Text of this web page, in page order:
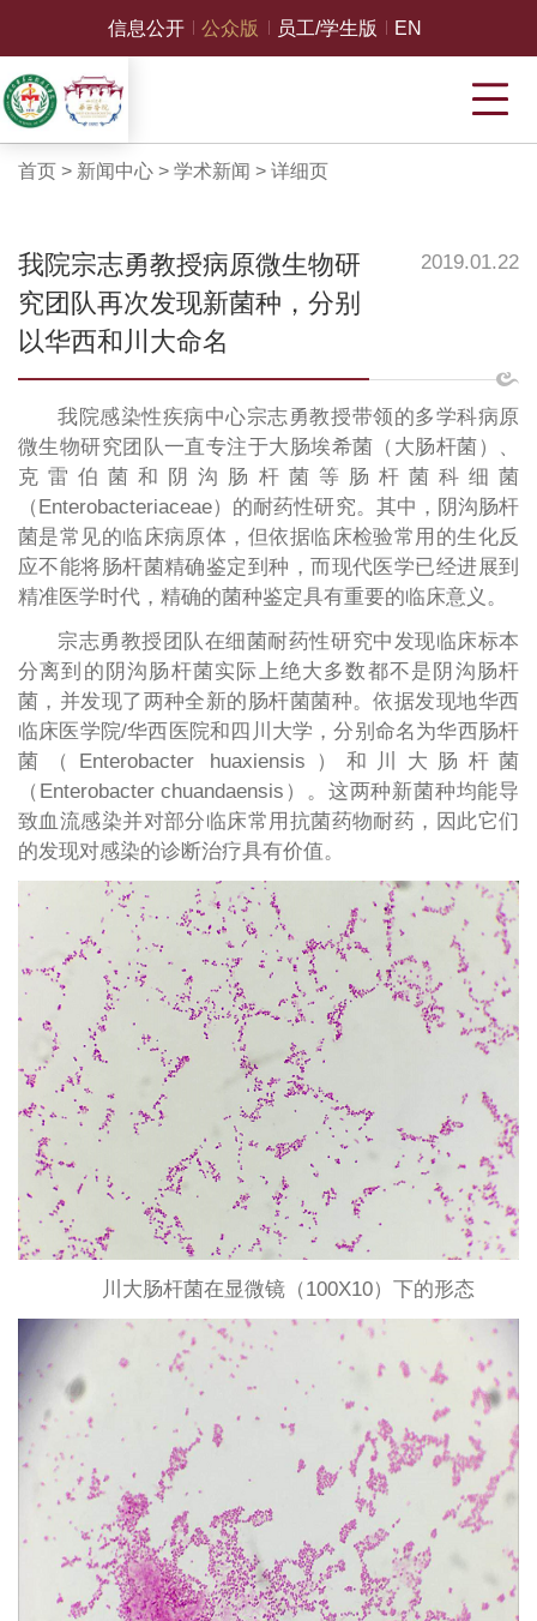
信息公开 公众版 员工/学生版 EN
首页 > 新闻中心> 学术新闻 > 详细页
我院宗志勇教授病原微生物研
究团队再次发现新菌种，分别
以华西和川大命名
2019.01.22
我院感染性疾病中心宗志勇教授带领的多学科病原
微生物研究团队一直专注于大肠埃希菌（大肠杆菌）、
克雷伯菌和阴沟肠杆菌等肠杆菌科细菌
（Enterobacteriaceae）的耐药性研究。其中，阴沟肠杆
菌是常见的临床病原体，但依据临床检验常用的生化反
应不能将肠杆菌精确鉴定到种，而现代医学已经进展到
精准医学时代，精确的菌种鉴定具有重要的临床意义。
宗志勇教授团队在细菌耐药性研究中发现临床标本
分离到的阴沟肠杆菌实际上绝大多数都不是阴沟肠杆
菌，并发现了两种全新的肠杆菌菌种。依据发现地华西
临床医学院/华西医院和四川大学，分别命名为华西肠杆
菌（Enterobacter huaxiensis）和川大肠杆菌
（Enterobacter chuandaensis）。这两种新菌种均能导
致血流感染并对部分临床常用抗菌药物耐药，因此它们
的发现对感染的诊断治疗具有价值。
川大肠杆菌在显微镜（100X10）下的形态